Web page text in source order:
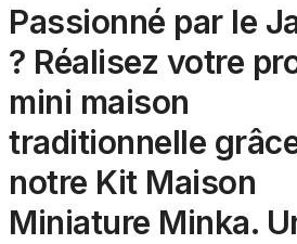
Passionné par le
? Réalisez votre
mini maison
traditionnelle
notre Kit Maison
Miniature Minka.